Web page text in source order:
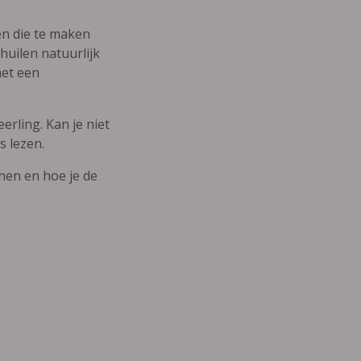
die te maken
natuurlijk
een
Kan je niet
lezen.
en hoe je de